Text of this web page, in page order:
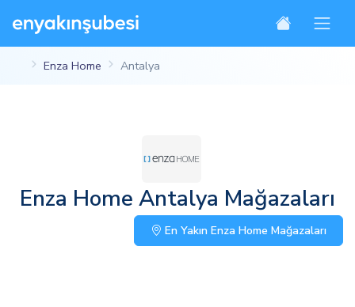
Enza Home Antalya
Enza Home Antalya Mağazaları
En Yakın Enza Home Mağazaları